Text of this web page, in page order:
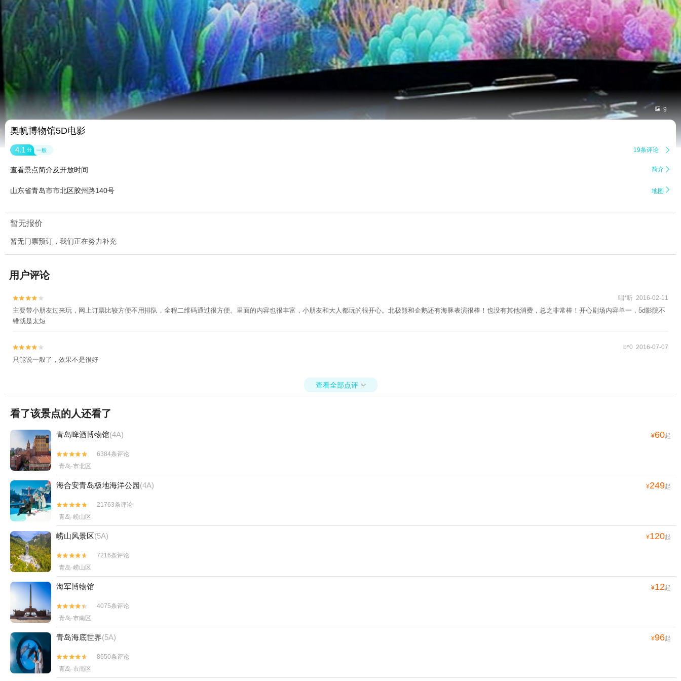
 9
奥帆博物馆5D电影
4.1 分 一般 19条评论 
查看景点简介及开放时间 简介 
山东省青岛市市北区胶州路140号 地图 
暂无报价
暂无门票预订，我们正在努力补充
用户评论

 唱*听 2016-02-11
主要带小朋友过来玩，网上订票比较方便不用排队，全程二维码通过很方便。里面的内容也很丰富，小朋友和大人都玩的很开心。北极熊和企鹅还有海豚表演很棒！也没有其他消费，总之非常棒！开心剧场内容单一，5d影院不
错就是太短

 b*0 2016-07-07
只能说一般了，效果不是很好
查看全部点评 
看了该景点的人还看了
青岛啤酒博物馆(4A) ¥60起


6384条评论
青岛·市北区
海合安青岛极地海洋公园(4A) ¥249起


21763条评论
青岛·崂山区
崂山风景区(5A) ¥120起


7216条评论
青岛·崂山区
海军博物馆 ¥12起


4075条评论
青岛·市南区
青岛海底世界(5A) ¥96起


8650条评论
青岛·市南区